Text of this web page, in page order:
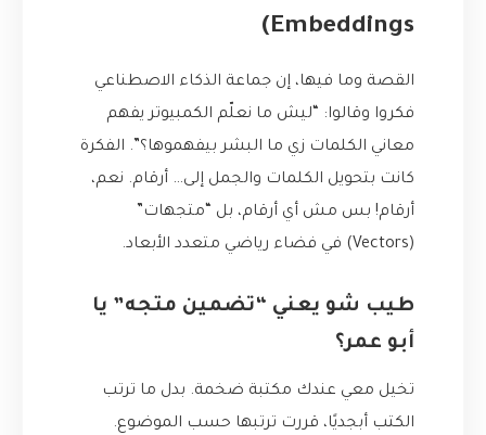
Embeddings)
القصة وما فيها، إن جماعة الذكاء الاصطناعي
فكروا وقالوا: “ليش ما نعلّم الكمبيوتر يفهم
معاني الكلمات زي ما البشر بيفهموها؟”. الفكرة
كانت بتحويل الكلمات والجمل إلى… أرقام. نعم،
أرقام! بس مش أي أرقام، بل “متجهات”
(Vectors) في فضاء رياضي متعدد الأبعاد.
طيب شو يعني “تضمين متجه” يا
أبو عمر؟
تخيل معي عندك مكتبة ضخمة. بدل ما ترتب
الكتب أبجديًا، قررت ترتبها حسب الموضوع.